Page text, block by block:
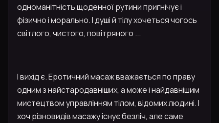
одноманітність щоденної рутини пригнічує і
фізично і морально. І душі й тілу хочеться чогось
світлого, чистого, повітряного ...
І вихід є. Еротичний масаж вважається по праву
одним з найстародавніших, а може і найдавнішим
мистецтвом управлінням тілом, відомих людині. І
хоч різновидів масажу існує безліч, але саме